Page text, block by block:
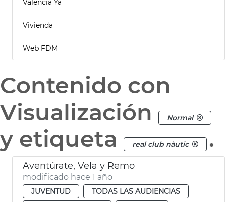
Vivienda
Web FDM
Contenido con
Visualización
Normal
y etiqueta real club nàutic .
Aventúrate, Vela y Remo
modificado hace 1 año
JUVENTUD
TODAS LAS AUDIENCIAS